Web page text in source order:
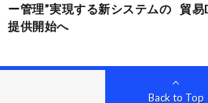
ー管理”実現する新システムの
提供開始へ
貿易
Back to Top